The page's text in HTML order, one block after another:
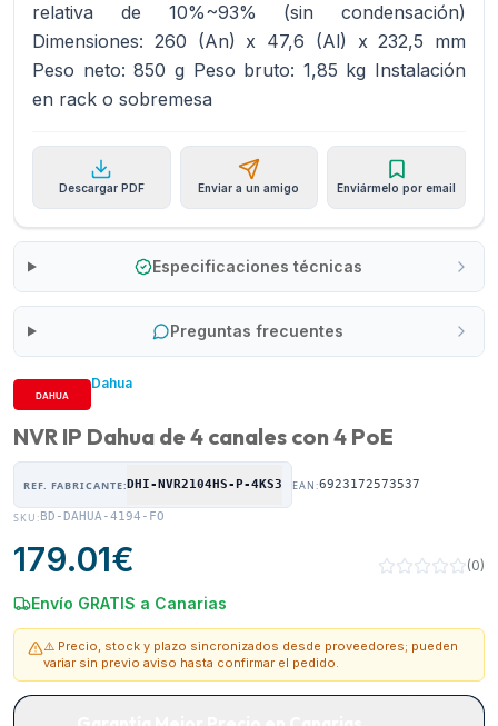
relativa de 10%~93% (sin condensación)
Dimensiones: 260 (An) x 47,6 (Al) x 232,5 mm
Peso neto: 850 g Peso bruto: 1,85 kg Instalación
en rack o sobremesa
Descargar PDF Enviar a un amigo Enviármelo por email
Especificaciones técnicas
Preguntas frecuentes
Dahua
NVR IP Dahua de 4 canales con 4 PoE
REF. FABRICANTE:DHI-NVR2104HS-P-4KS3 EAN:6923172573537
SKU:BD-DAHUA-4194-FO
179.01€ (0)
Envío GRATIS a Canarias
⚠️ Precio, stock y plazo sincronizados desde proveedores; pueden
variar sin previo aviso hasta confirmar el pedido.